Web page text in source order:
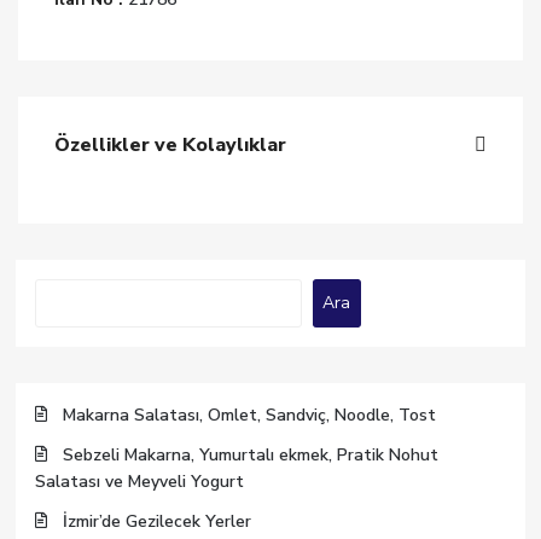
Özellikler ve Kolaylıklar
Ara
Makarna Salatası, Omlet, Sandviç, Noodle, Tost
Sebzeli Makarna, Yumurtalı ekmek, Pratik Nohut
Salatası ve Meyveli Yogurt
İzmir’de Gezilecek Yerler